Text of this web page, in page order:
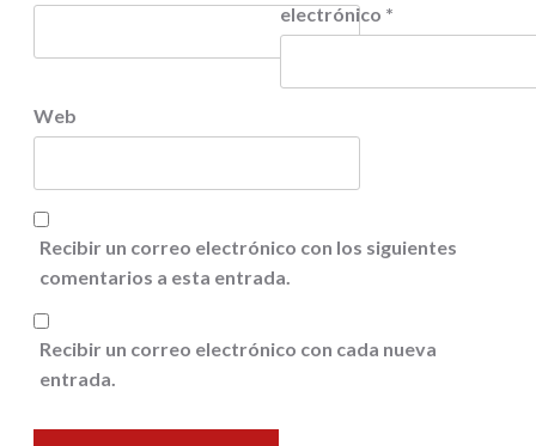
electrónico *
Web
Recibir un correo electrónico con los siguientes
comentarios a esta entrada.
Recibir un correo electrónico con cada nueva
entrada.